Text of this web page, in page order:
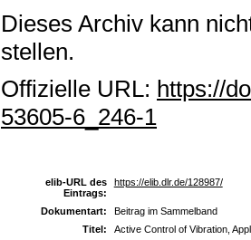
Dieses Archiv kann
stellen.
Offizielle URL: https://
53605-6_246-1
elib-URL des
Eintrags:
https://elib.dlr.de/128987/
Dokumentart:
Beitrag im Sammelband
Titel:
Active Control of Vibration,